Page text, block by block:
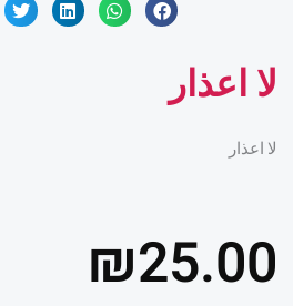
لا اعذار
لا اعذار
₪25.00